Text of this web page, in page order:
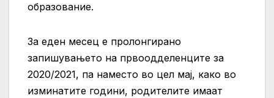
образование.
За еден месец е пролонгирано
запишувањето на првоодделенците за
2020/2021, па наместо во цел мај, како во
изминатите години, родителите имаат